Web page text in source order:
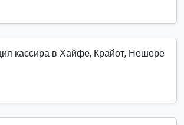
кассира в Хайфе, Крайот, Нешере